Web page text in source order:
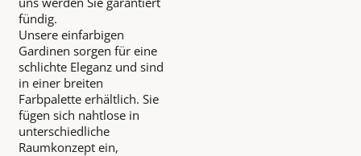
fündig.
Unsere einfarbigen
Gardinen sorgen für eine
schlichte Eleganz und sind
in einer breiten
Farbpalette erhältlich. Sie
fügen sich nahtlose in
unterschiedliche
Raumkonzept ein,